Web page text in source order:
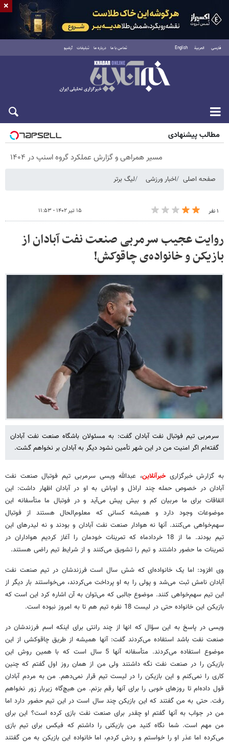
فارسی العربية English تماس با ما درباره ما تبلیغات آرشیو
پنجشنبه ۱۵ مرداد ۱۴۰۵
مطالب پیشنهادی
مسیر همراهی و گزارش عملکرد گروه اسنپ در ۱۴۰۴
صفحه اصلی اخبار ورزشی لیگ برتر
۱ نفر ۱۵ تیر ۱۴۰۲ - ۱۱:۵۳
روایت عجیب سرمربی صنعت نفت آبادان از
بازیکن و خانواده‌ی چاقوکش!
سرمربی تیم فوتبال نفت آبادان گفت: به مسئولان باشگاه صنعت نفت آبادان
گفته‌ام اگر امنیت من در این شهر تأمین نشود دیگر به آبادان بر نخواهم گشت.
به گزارش خبرگزاریخبرآنلاین، عبدالله ویسی سرمربی تیم فوتبال صنعت نفت
آبادان در خصوص حمله چند اراذل و اوباش به او در آبادان اظهار داشت: این
اتفاقات برای ما مربیان کم و بیش پیش می‌آید و در فوتبال ما متأسفانه این
موضوعات وجود دارد و همیشه کسانی که معلوم‌الحال هستند از فوتبال
سهم‌خواهی می‌کنند. آنها نه هوادار صنعت نفت آبادان و بودند و نه لیدرهای این
تیم بودند. ما از 18 خردادماه که تمرینات خودمان را آغاز کردیم هواداران در
تمرینات ما حضور داشتند و تیم را تشویق می‌کنند و از شرایط تیم راضی هستند.
وی افزود: اما یک خانواده‌ای که شش سال است فرزندشان در تیم صنعت نفت
آبادان نامش ثبت می‌شد و پولی را به او پرداخت می‌کردند، می‌خواستند بار دیگر از
این تیم سهم‌خواهی کنند. موضوع جالبی که می‌توان به آن اشاره کرد این است که
بازیکن این خانواده حتی در لیست 18 نفره تیم هم تا به امروز نبوده است.
ویسی در پاسخ به این سؤال که انها از چند رانتی برای اینکه اسم فرزندشان در
صنعت نفت باشد استفاده می‌کردند گفت: آنها همیشه از طریق چاقوکشی از این
موضوع استفاده می‌کردند. متأسفانه آنها 5 سال است که با همین روش این
بازیکن را در صنعت نفت نگه داشتند ولی من از همان روز اول گفتم که چنین
کاری را نمی‌کنم و این بازیکن را در لیست تیم قرار نمی‌دهم. من به مردم آبادان
قول داده‌ام تا روزهای خوبی را برای آنها رقم بزنم. من هیچ‌گاه زیربار زور نخواهم
رفت. حتی به من گفتند که این بازیکن چند سال است در این تیم حضور دارد اما
من در جواب به آنها گفتم او چقدر برای صنعت نفت بازی کرده است؟ این برای
من مهم است. شما نگاه کنید من بازیکنی را داشتم که فیکس برای تیم بازی
می‌کرده اما عذر او را خواستم و ردش کردم، اما خانواده این بازیکن به من گفتند
×